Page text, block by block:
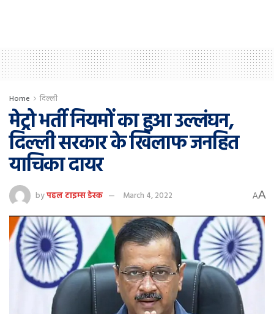
Home दिल्ली
मेट्रो भर्ती नियमों का हुआ उल्लंघन,
दिल्ली सरकार के खिलाफ जनहित
याचिका दायर
byपहल टाइम्स डेस्क March 4, 2022 AA